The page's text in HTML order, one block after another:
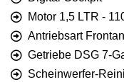
Motor 1,5 LTR -
Antriebsart
Getriebe DSG 7-
Scheinwerfer-